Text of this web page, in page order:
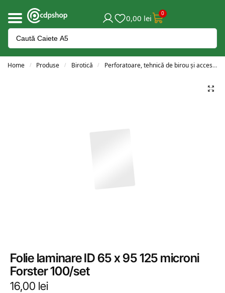
0,00 lei 0
Home / Produse / Birotică / Perforatoare, tehnică de birou și accesorii
Folie laminare ID 65 x 95 125 microni
Forster 100/set
16,00 lei